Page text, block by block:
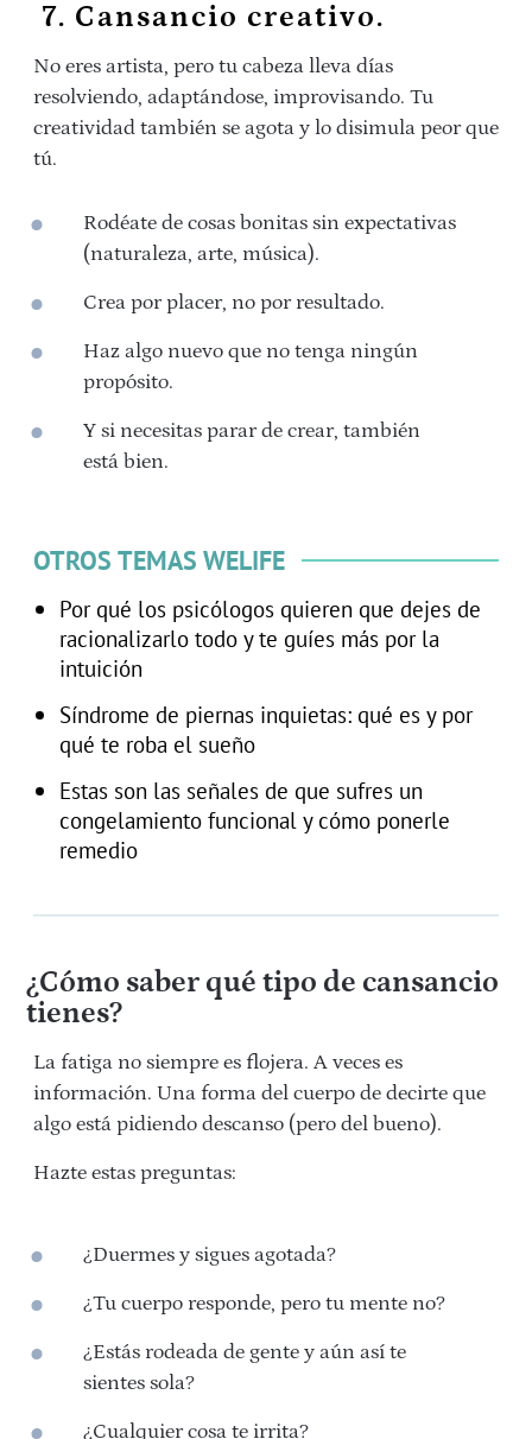
7. Cansancio creativo.
No eres artista, pero tu cabeza lleva días
resolviendo, adaptándose, improvisando. Tu
creatividad también se agota y lo disimula peor que
tú.
Rodéate de cosas bonitas sin expectativas
(naturaleza, arte, música).
Crea por placer, no por resultado.
Haz algo nuevo que no tenga ningún
propósito.
Y si necesitas parar de crear, también
está bien.
OTROS TEMAS WELIFE
Por qué los psicólogos quieren que dejes de
racionalizarlo todo y te guíes más por la
intuición
Síndrome de piernas inquietas: qué es y por
qué te roba el sueño
Estas son las señales de que sufres un
congelamiento funcional y cómo ponerle
remedio
¿Cómo saber qué tipo de cansancio
tienes?
La fatiga no siempre es flojera. A veces es
información. Una forma del cuerpo de decirte que
algo está pidiendo descanso (pero del bueno).
Hazte estas preguntas:
¿Duermes y sigues agotada?
¿Tu cuerpo responde, pero tu mente no?
¿Estás rodeada de gente y aún así te
sientes sola?
¿Cualquier cosa te irrita?